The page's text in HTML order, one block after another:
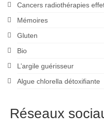
Cancers radiothérapies
Mémoires
Gluten
Bio
L’argile guérisseur
Algue chlorella détoxifiante
Réseaux